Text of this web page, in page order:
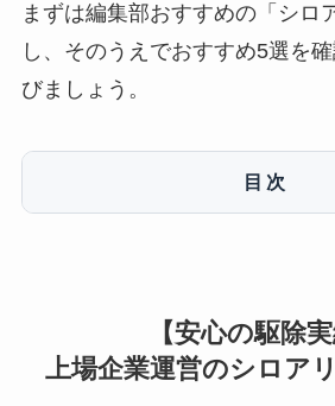
まずは編集部おすすめの「シロ
し、そのうえでおすすめ5選を
びましょう。
目次
【安心の駆除実
上場企業運営のシロア